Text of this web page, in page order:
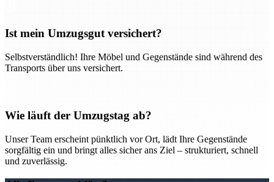
Ist mein Umzugsgut versichert?
Selbstverständlich! Ihre Möbel und Gegenstände sind während des
Transports über uns versichert.
Wie läuft der Umzugstag ab?
Unser Team erscheint pünktlich vor Ort, lädt Ihre Gegenstände
sorgfältig ein und bringt alles sicher ans Ziel – strukturiert, schnell
und zuverlässig.